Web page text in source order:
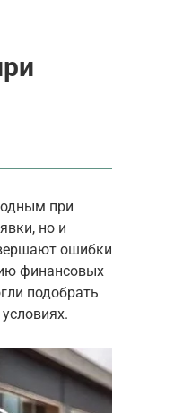
при
но и
ошибки
финансовых
подобрать